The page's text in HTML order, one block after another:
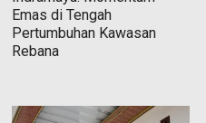
Emas di Tengah
Pertumbuhan Kawasan
Rebana